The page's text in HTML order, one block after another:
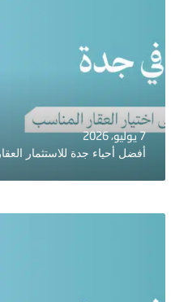
7 يوليو، 2026
أفضل أحياء جدة للاستثمار